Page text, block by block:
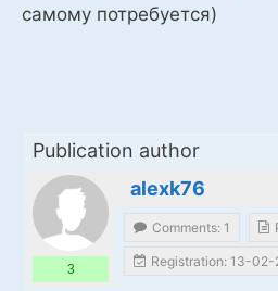
самому потребуется)
Publication author
alexk76
3
Comments: 1
Registration: 13-02-